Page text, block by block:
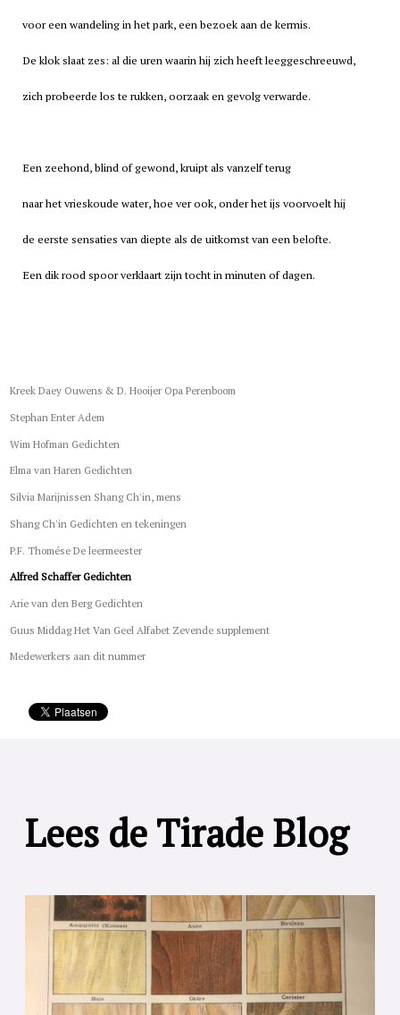
voor een wandeling in het park, een bezoek aan de kermis.
De klok slaat zes: al die uren waarin hij zich heeft leeggeschreeuwd,
zich probeerde los te rukken, oorzaak en gevolg verwarde.
Een zeehond, blind of gewond, kruipt als vanzelf terug
naar het vrieskoude water, hoe ver ook, onder het ijs voorvoelt hij
de eerste sensaties van diepte als de uitkomst van een belofte.
Een dik rood spoor verklaart zijn tocht in minuten of dagen.
Kreek Daey Ouwens & D. Hooijer Opa Perenboom
Stephan Enter Adem
Wim Hofman Gedichten
Elma van Haren Gedichten
Silvia Marijnissen Shang Ch'in, mens
Shang Ch'in Gedichten en tekeningen
P.F. Thomése De leermeester
Alfred Schaffer Gedichten
Arie van den Berg Gedichten
Guus Middag Het Van Geel Alfabet Zevende supplement
Medewerkers aan dit nummer
Lees de Tirade Blog